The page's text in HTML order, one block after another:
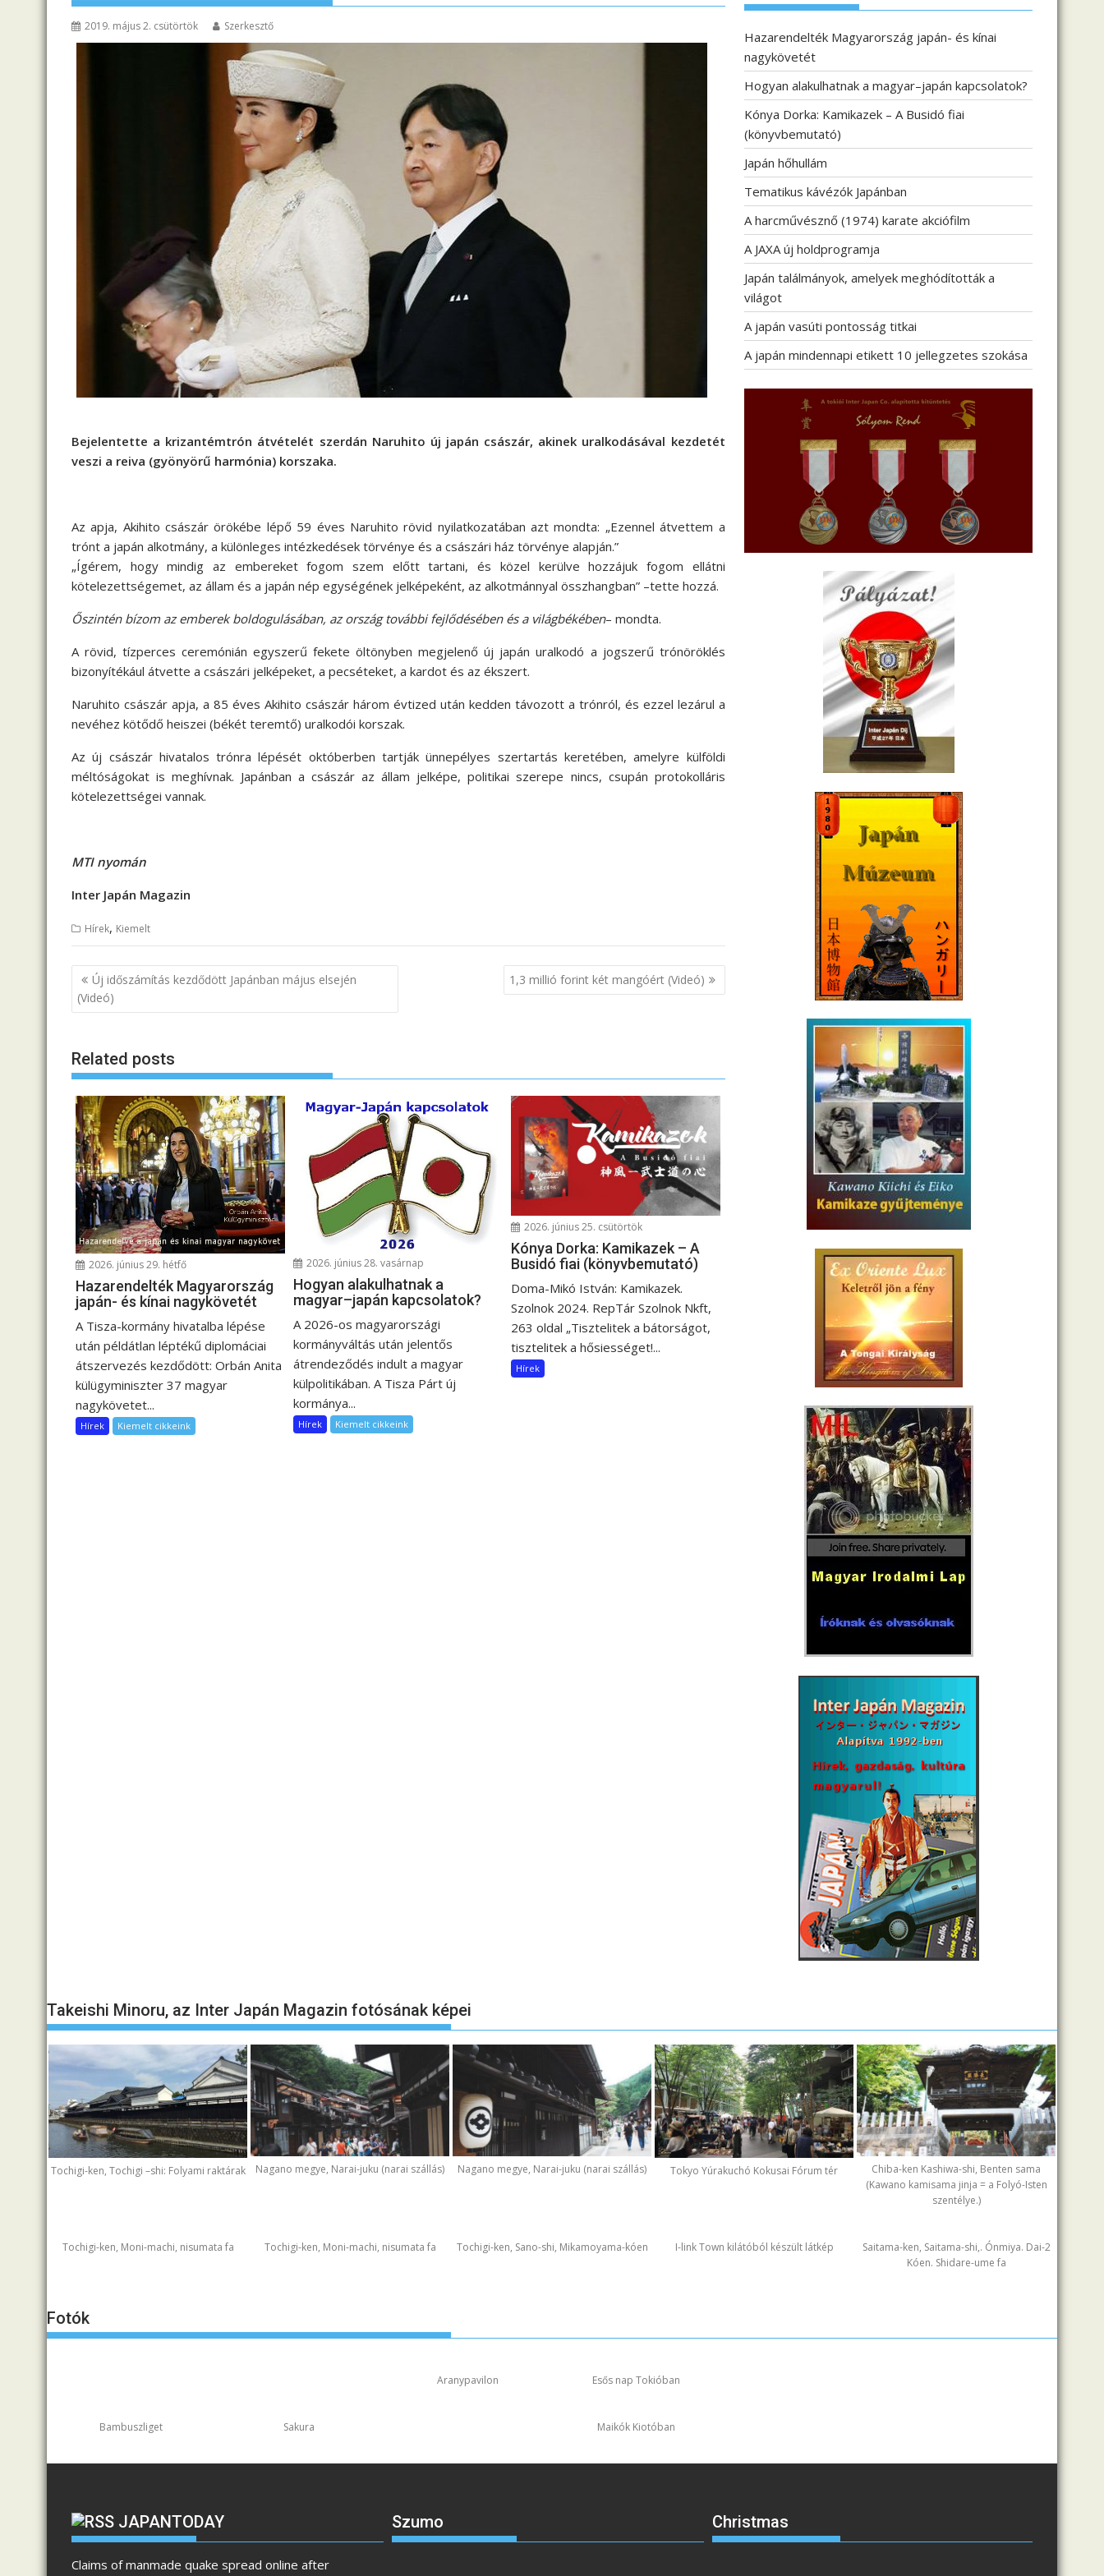
2019. május 2. csütörtök Szerkesztő
Bejelentette a krizantémtrón átvételét szerdán Naruhito új japán császár, akinek uralkodásával kezdetét
veszi a reiva (gyönyörű harmónia) korszaka.
Az apja, Akihito császár örökébe lépő 59 éves Naruhito rövid nyilatkozatában azt mondta: „Ezennel átvettem a
trónt a japán alkotmány, a különleges intézkedések törvénye és a császári ház törvénye alapján.”
„Ígérem, hogy mindig az embereket fogom szem előtt tartani, és közel kerülve hozzájuk fogom ellátni
kötelezettségemet, az állam és a japán nép egységének jelképeként, az alkotmánnyal összhangban” –tette hozzá.
Őszintén bízom az emberek boldogulásában, az ország további fejlődésében és a világbékében– mondta.
A rövid, tízperces ceremónián egyszerű fekete öltönyben megjelenő új japán uralkodó a jogszerű trónöröklés
bizonyítékául átvette a császári jelképeket, a pecséteket, a kardot és az ékszert.
Naruhito császár apja, a 85 éves Akihito császár három évtized után kedden távozott a trónról, és ezzel lezárul a
nevéhez kötődő heiszei (békét teremtő) uralkodói korszak.
Az új császár hivatalos trónra lépését októberben tartják ünnepélyes szertartás keretében, amelyre külföldi
méltóságokat is meghívnak. Japánban a császár az állam jelképe, politikai szerepe nincs, csupán protokolláris
kötelezettségei vannak.
MTI nyomán
Inter Japán Magazin
Hírek, Kiemelt
B
e
g
y
z
é
s
n
a
v
i
g
á
c
ó
Új időszámítás kezdődött Japánban május elsején
(Videó)
1,3 millió forint két mangóért (Videó)
Related posts
2026. június 29. hétfő
Hazarendelték Magyarország
japán- és kínai nagykövetét
A Tisza-kormány hivatalba lépése
után példátlan léptékű diplomáciai
átszervezés kezdődött: Orbán Anita
külügyminiszter 37 magyar
nagykövetet...
Hírek Kiemelt cikkeink
2026. június 28. vasárnap
Hogyan alakulhatnak a
magyar–japán kapcsolatok?
A 2026-os magyarországi
kormányváltás után jelentős
átrendeződés indult a magyar
külpolitikában. A Tisza Párt új
kormánya...
Hírek Kiemelt cikkeink
2026. június 25. csütörtök
Kónya Dorka: Kamikazek – A
Busidó fiai (könyvbemutató)
Doma-Mikó István: Kamikazek.
Szolnok 2024. RepTár Szolnok Nkft,
263 oldal „Tisztelitek a bátorságot,
tisztelitek a hősiességet!...
Hírek
Hazarendelték Magyarország japán- és kínai
nagykövetét
Hogyan alakulhatnak a magyar–japán kapcsolatok?
Kónya Dorka: Kamikazek – A Busidó fiai
(könyvbemutató)
Japán hőhullám
Tematikus kávézók Japánban
A harcművésznő (1974) karate akciófilm
A JAXA új holdprogramja
Japán találmányok, amelyek meghódították a
világot
A japán vasúti pontosság titkai
A japán mindennapi etikett 10 jellegzetes szokása
Takeishi Minoru, az Inter Japán Magazin fotósának képei
Tochigi-ken, Tochigi –shi: Folyami raktárak Nagano megye, Narai-juku (narai szállás) Nagano megye, Narai-juku (narai szállás) Tokyo Yúrakuchó Kokusai Fórum tér
Chiba-ken Kashiwa-shi, Benten sama
(Kawano kamisama jinja = a Folyó-Isten
szentélye.)
Tochigi-ken, Moni-machi, nisumata fa Tochigi-ken, Moni-machi, nisumata fa Tochigi-ken, Sano-shi, Mikamoyama-kóen I-link Town kilátóból készült látkép
Saitama-ken, Saitama-shi,. Ónmiya. Dai-2
Kóen. Shidare-ume fa
Fotók
Aranypavilon Esős nap Tokióban
Bambuszliget Sakura Maikók Kiotóban
JAPANTODAY
Claims of manmade quake spread online after
Szumo Christmas